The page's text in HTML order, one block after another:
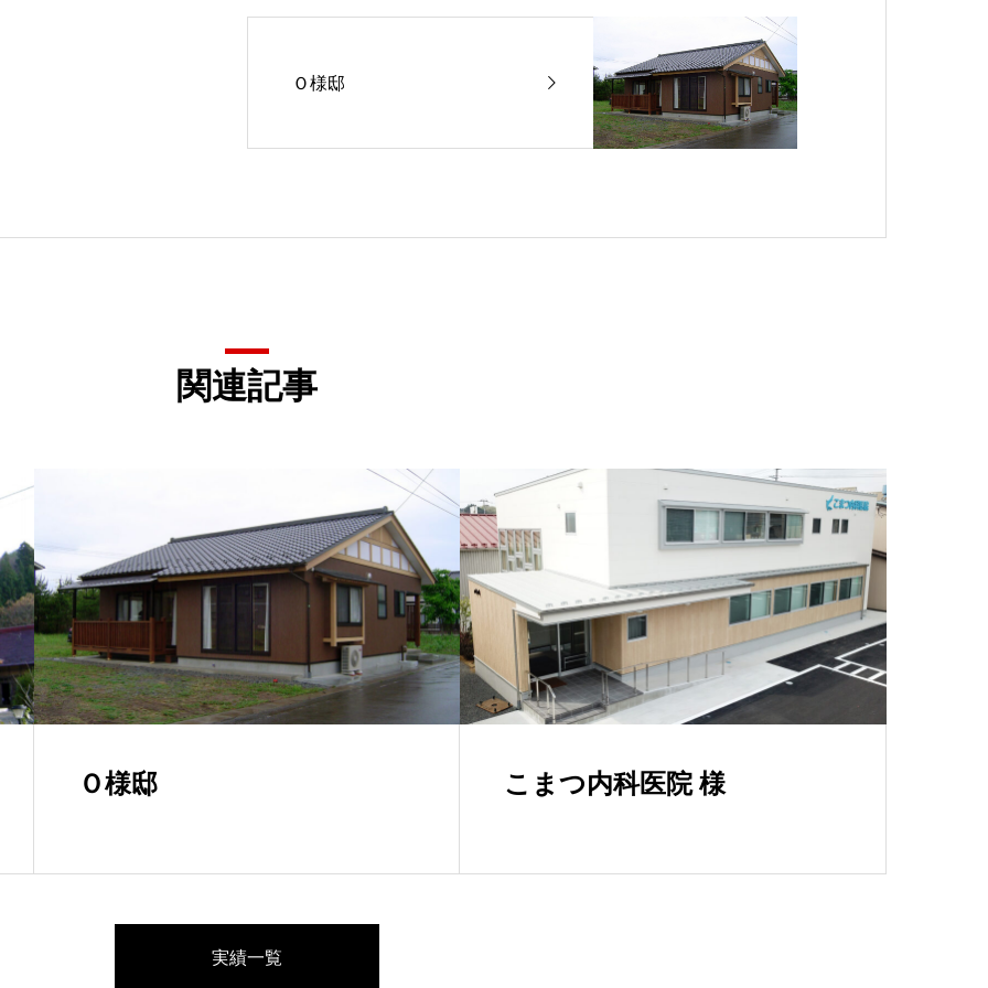
Ｏ様邸
関連記事
Ｏ様邸 こまつ内科医院 様
実績一覧